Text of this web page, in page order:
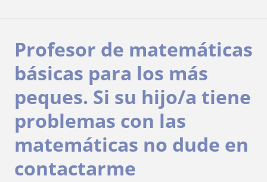
Profesor de matemáticas
básicas para los más
peques. Si su hijo/a tiene
problemas con las
matemáticas no dude en
contactarme